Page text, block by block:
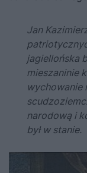
Jan
jagiellońska
mieszaninie
wychowanie
narodową i
był w stanie.